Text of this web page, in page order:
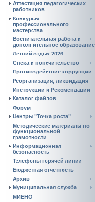
Аттестация педагогических
работников
Конкурсы
профессионального
мастерства
Воспитательная работа и
дополнительное образование
Летний отдых 2026
Опека и попечительство
Противодействие коррупции
Реорганизация, ликвидация
Инструкции и Рекомендации
Каталог файлов
Форум
Центры "Точка роста"
Методические материалы по
функциональной
грамотности
Информационная
безопасность
Телефоны горячей линии
Бюджетная отчетность
Архив
Муниципальная служба
МИЕНО